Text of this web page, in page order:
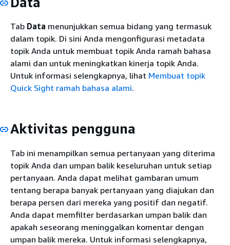
Tab Data menunjukkan semua bidang yang termasuk
dalam topik. Di sini Anda mengonfigurasi metadata
topik Anda untuk membuat topik Anda ramah bahasa
alami dan untuk meningkatkan kinerja topik Anda.
Untuk informasi selengkapnya, lihat Membuat topik
Quick Sight ramah bahasa alami.
Aktivitas pengguna
Tab ini menampilkan semua pertanyaan yang diterima
topik Anda dan umpan balik keseluruhan untuk setiap
pertanyaan. Anda dapat melihat gambaran umum
tentang berapa banyak pertanyaan yang diajukan dan
berapa persen dari mereka yang positif dan negatif.
Anda dapat memfilter berdasarkan umpan balik dan
apakah seseorang meninggalkan komentar dengan
umpan balik mereka. Untuk informasi selengkapnya,